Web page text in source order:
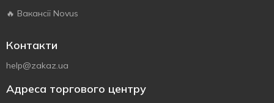
🔥 Вакансії Novus
Контакти
help@zakaz.ua
Адреса торгового центру